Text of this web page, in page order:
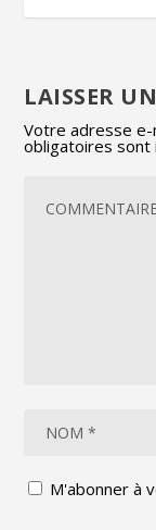
LAISSER
Votre adresse e-
obligatoires
M'abonner à